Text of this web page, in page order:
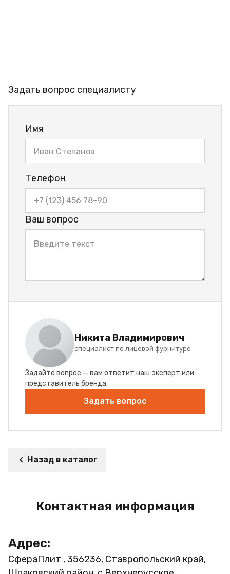
Задать вопрос специалисту
Имя
Телефон
Ваш вопрос
Никита Владимирович
специалист по лицевой фурнитуре
Задайте вопрос — вам ответит наш эксперт или
представитель бренда
Задать вопрос
Назад в каталог
Контактная информация
Адрес:
СфераПлит , 356236, Ставропольский край,